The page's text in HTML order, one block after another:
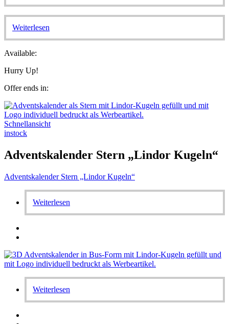
Weiterlesen
Available:
Hurry Up!
Offer ends in:
Schnellansicht
instock
Adventskalender Stern „Lindor Kugeln“
Adventskalender Stern „Lindor Kugeln“
Weiterlesen
Weiterlesen